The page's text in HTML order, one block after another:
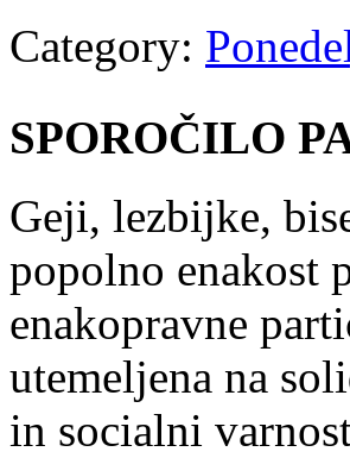
Category:
SPOROČILO
Geji, lezbijke,
popolno enakost
enakopravne
utemeljena na
in socialni